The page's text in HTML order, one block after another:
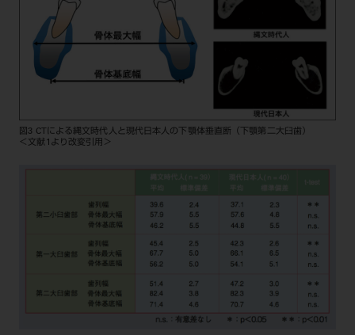
図3 CTによる縄文時代人と現代日本人の下顎体垂直断（下顎第二大臼歯）
＜文献1より改変引用＞